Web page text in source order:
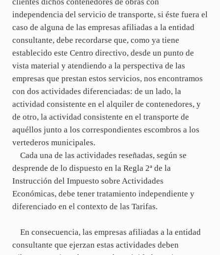
independencia del servicio de transporte, si éste fuera el
caso de alguna de las empresas afiliadas a la entidad
consultante, debe recordarse que, como ya tiene
establecido este Centro directivo, desde un punto de
vista material y atendiendo a la perspectiva de las
empresas que prestan estos servicios, nos encontramos
con dos actividades diferenciadas: de un lado, la
actividad consistente en el alquiler de contenedores, y
de otro, la actividad consistente en el transporte de
aquéllos junto a los correspondientes escombros a los
vertederos municipales.
Cada una de las actividades reseñadas, según se
desprende de lo dispuesto en la Regla 2ª de la
Instrucción del Impuesto sobre Actividades
Económicas, debe tener tratamiento independiente y
diferenciado en el contexto de las Tarifas.
En consecuencia, las empresas afiliadas a la entidad
consultante que ejerzan estas actividades deben